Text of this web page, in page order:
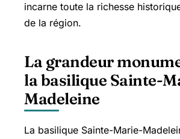
incarne toute la richesse
de la région.
La grandeur
la basilique Sainte-
Madeleine
La basilique Sainte-Marie-